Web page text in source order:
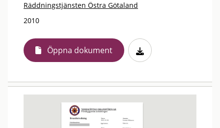
Räddningstjänsten Östra Götaland
2010
Öppna dokument